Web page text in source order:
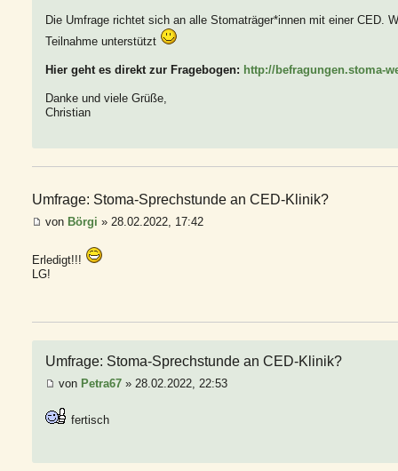
Die Umfrage richtet sich an alle Stomaträger*innen mit einer CED.
Teilnahme unterstützt
Hier geht es direkt zur Fragebogen: http://befragungen.stoma-
Danke und viele Grüße,
Christian
Umfrage: Stoma-Sprechstunde an CED-Klinik?
von Börgi » 28.02.2022, 17:42
Erledigt!!!
LG!
Umfrage: Stoma-Sprechstunde an CED-Klinik?
von Petra67 » 28.02.2022, 22:53
fertisch